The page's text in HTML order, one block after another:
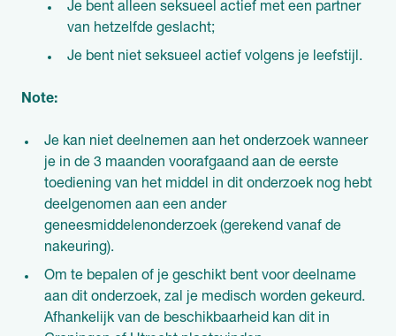
Je bent alleen seksueel actief met een partner
van hetzelfde geslacht;
Je bent niet seksueel actief volgens je leefstijl.
Note:
Je kan niet deelnemen aan het onderzoek wanneer
je in de 3 maanden voorafgaand aan de eerste
toediening van het middel in dit onderzoek nog hebt
deelgenomen aan een ander
geneesmiddelenonderzoek (gerekend vanaf de
nakeuring).
Om te bepalen of je geschikt bent voor deelname
aan dit onderzoek, zal je medisch worden gekeurd.
Afhankelijk van de beschikbaarheid kan dit in